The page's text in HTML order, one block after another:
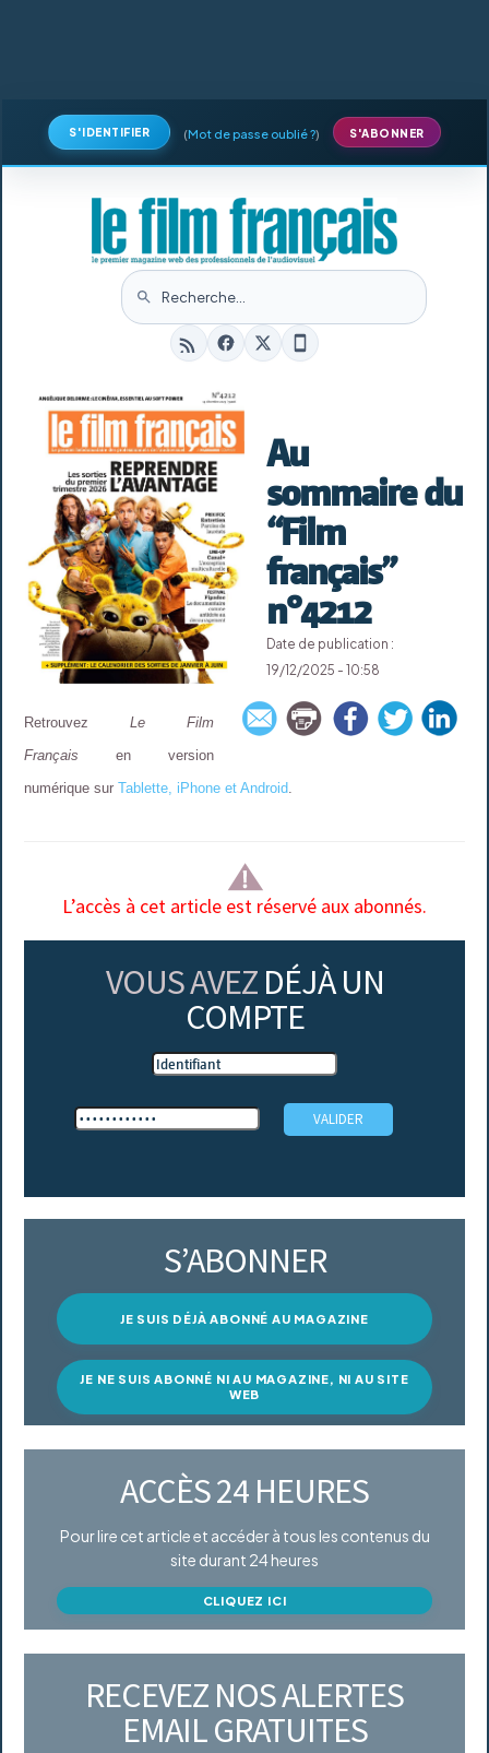
S'IDENTIFIER (Mot de passe oublié ?) S'ABONNER
Au
sommaire du
“Film
français”
n°4212
Date de publication :
19/12/2025 - 10:58
Retrouvez Le Film
Français en version
numérique surTablette, iPhone et Android
L’accès à cet article est réservé aux abonnés.
VOUS AVEZ DÉJÀ UN
COMPTE
S’ABONNER
JE SUIS DÉJÀ ABONNÉ AU MAGAZINE
JE NE SUIS ABONNÉ NI AU MAGAZINE, NI AU SITE
WEB
ACCÈS 24 HEURES
Pour lire cet article et accéder à tous les contenus du
site durant 24 heures
CLIQUEZ ICI
RECEVEZ NOS ALERTES
EMAIL GRATUITES